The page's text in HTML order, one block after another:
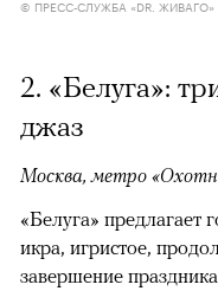
© ПРЕСС-СЛУЖБА «DR. ЖИВАГО»
2. «Белуга»:
джаз
Москва, метро
«Белуга» предлагает
икра, игристое,
завершение